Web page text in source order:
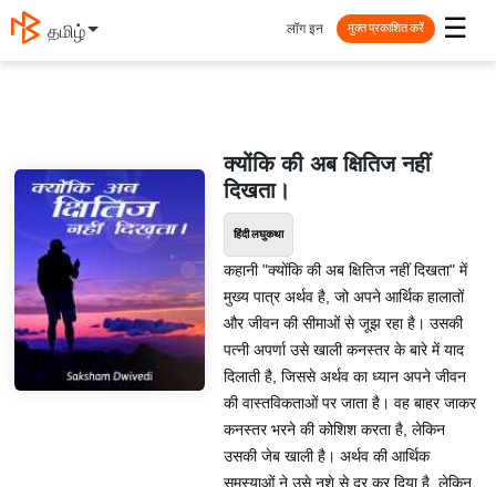
தமிழ் ☰
लॉग इन मुक्त प्रकाशित करें
क्योंकि की अब क्षितिज नहीं
दिखता।
हिंदी लघुकथा
कहानी "क्योंकि की अब क्षितिज नहीं दिखता" में
मुख्य पात्र अर्थव है, जो अपने आर्थिक हालातों
और जीवन की सीमाओं से जूझ रहा है। उसकी
पत्नी अपर्णा उसे खाली कनस्तर के बारे में याद
दिलाती है, जिससे अर्थव का ध्यान अपने जीवन
की वास्तविकताओं पर जाता है। वह बाहर जाकर
कनस्तर भरने की कोशिश करता है, लेकिन
उसकी जेब खाली है। अर्थव की आर्थिक
समस्याओं ने उसे नशे से दूर कर दिया है, लेकिन